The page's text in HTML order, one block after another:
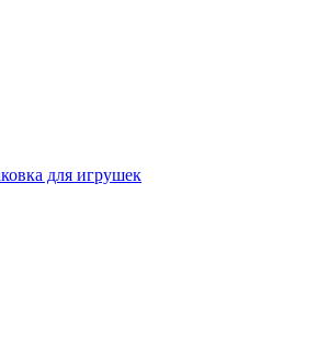
для игрушек